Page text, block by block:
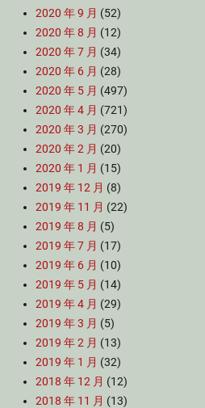
2020 年 9 月 (52)
2020 年 8 月 (12)
2020 年 7 月 (34)
2020 年 6 月 (28)
2020 年 5 月 (497)
2020 年 4 月 (721)
2020 年 3 月 (270)
2020 年 2 月 (20)
2020 年 1 月 (15)
2019 年 12 月 (8)
2019 年 11 月 (22)
2019 年 8 月 (5)
2019 年 7 月 (17)
2019 年 6 月 (10)
2019 年 5 月 (14)
2019 年 4 月 (29)
2019 年 3 月 (5)
2019 年 2 月 (13)
2019 年 1 月 (32)
2018 年 12 月 (12)
2018 年 11 月 (13)